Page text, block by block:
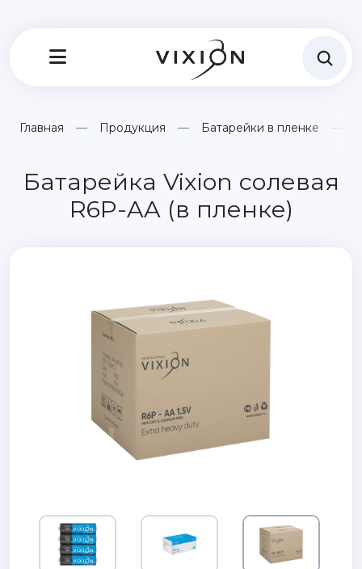
Главная Продукция Батарейки в пленке
Батарейка Vixion солевая
R6P-AA (в пленке)